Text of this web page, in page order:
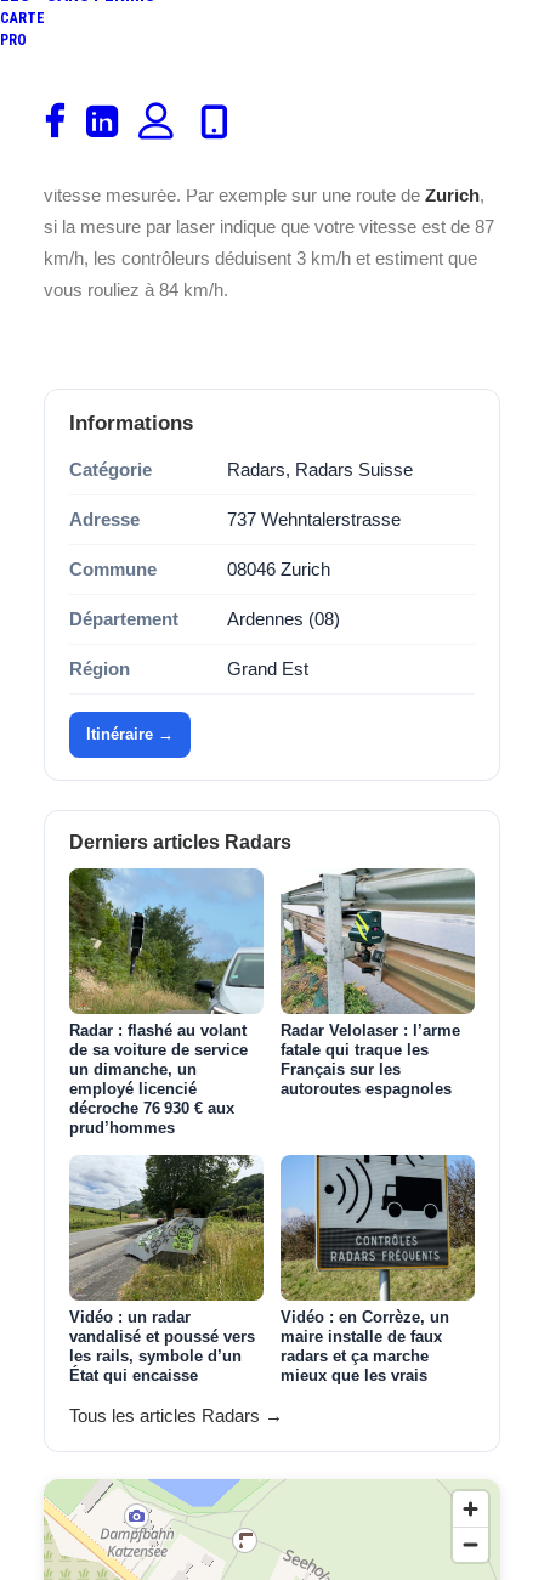
CARTE
PRO
En Suisse, à, une marge de tolérance des radars est
vitesse mesurée. Par exemple sur une route de Zurich,
si la mesure par laser indique que votre vitesse est de 87
km/h, les contrôleurs déduisent 3 km/h et estiment que
vous rouliez à 84 km/h.
Informations
Catégorie Radars, Radars Suisse
Adresse 737 Wehntalerstrasse
Commune 08046 Zurich
Département Ardennes (08)
Région Grand Est
Itinéraire →
Derniers articles Radars
Radar : flashé au volant
de sa voiture de service
un dimanche, un
employé licencié
décroche 76 930 € aux
prud’hommes
Radar Velolaser : l’arme
fatale qui traque les
Français sur les
autoroutes espagnoles
Vidéo : un radar
vandalisé et poussé vers
les rails, symbole d’un
État qui encaisse
Vidéo : en Corrèze, un
maire installe de faux
radars et ça marche
mieux que les vrais
Tous les articles Radars →